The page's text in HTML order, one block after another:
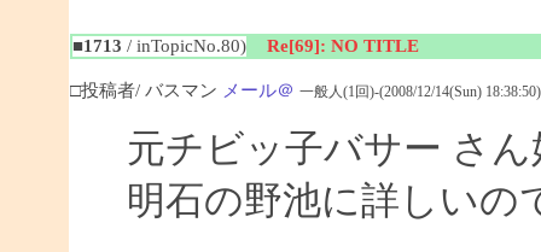
■1713 / inTopicNo.80) Re[69]: NO TITLE
□投稿者/ バスマン メール＠ 一般人(1回)-(2008/12/14(Sun) 18:38:50)
元チビッ子バサー さ
明石の野池に詳しいの